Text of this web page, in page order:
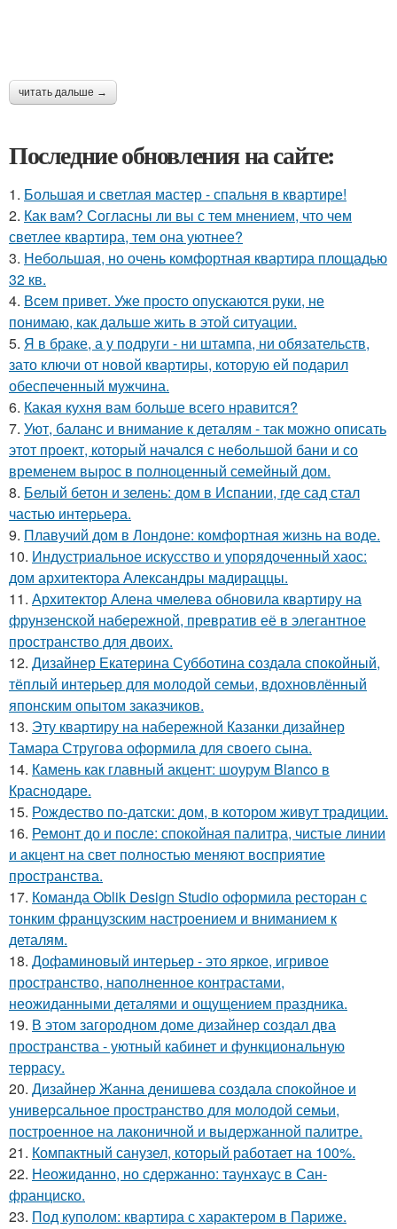
читать дальше →
Последние обновления на сайте:
1. Большая и светлая мастер - спальня в квартире!
2. Как вам? Согласны ли вы с тем мнением, что чем
светлее квартира, тем она уютнее?
3. Небольшая, но очень комфортная квартира площадью
32 кв.
4. Всем привет. Уже просто опускаются руки, не
понимаю, как дальше жить в этой ситуации.
5. Я в браке, а у подруги - ни штампа, ни обязательств,
зато ключи от новой квартиры, которую ей подарил
обеспеченный мужчина.
6. Какая кухня вам больше всего нравится?
7. Уют, баланс и внимание к деталям - так можно описать
этот проект, который начался с небольшой бани и со
временем вырос в полноценный семейный дом.
8. Белый бетон и зелень: дом в Испании, где сад стал
частью интерьера.
9. Плавучий дом в Лондоне: комфортная жизнь на воде.
10. Индустриальное искусство и упорядоченный хаос:
дом архитектора Александры мадираццы.
11. Архитектор Алена чмелева обновила квартиру на
фрунзенской набережной, превратив её в элегантное
пространство для двоих.
12. Дизайнер Екатерина Субботина создала спокойный,
тёплый интерьер для молодой семьи, вдохновлённый
японским опытом заказчиков.
13. Эту квартиру на набережной Казанки дизайнер
Тамара Стругова оформила для своего сына.
14. Камень как главный акцент: шоурум Blanco в
Краснодаре.
15. Рождество по-датски: дом, в котором живут традиции.
16. Ремонт до и после: спокойная палитра, чистые линии
и акцент на свет полностью меняют восприятие
пространства.
17. Команда Oblik Design Studio оформила ресторан с
тонким французским настроением и вниманием к
деталям.
18. Дофаминовый интерьер - это яркое, игривое
пространство, наполненное контрастами,
неожиданными деталями и ощущением праздника.
19. В этом загородном доме дизайнер создал два
пространства - уютный кабинет и функциональную
террасу.
20. Дизайнер Жанна денишева создала спокойное и
универсальное пространство для молодой семьи,
построенное на лаконичной и выдержанной палитре.
21. Компактный санузел, который работает на 100%.
22. Неожиданно, но сдержанно: таунхаус в Сан-
франциско.
23. Под куполом: квартира с характером в Париже.